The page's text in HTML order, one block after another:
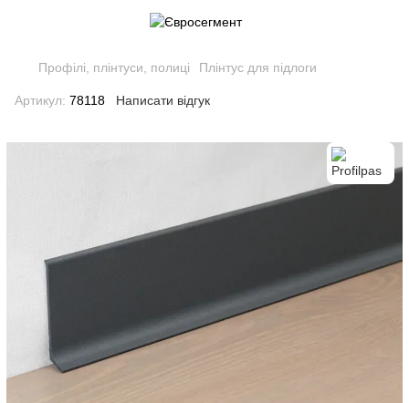
Профілі, плінтуси, полиці Плінтус для підлоги
Артикул: 78118 Написати відгук